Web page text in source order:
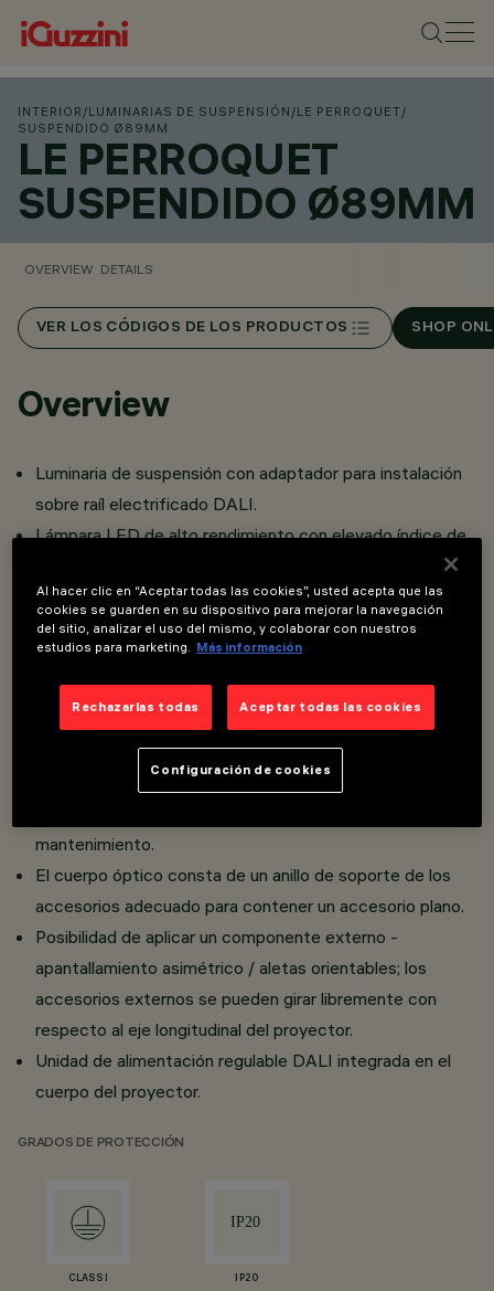
INTERIOR /LUMINARIAS DE SUSPENSIÓN /LE PERROQUET/
SUSPENDIDO Ø89MM
LE PERROQUET
SUSPENDIDO Ø89MM
OVERVIEW DETAILS
VER LOS CÓDIGOS DE LOS PRODUCTOS SHOP
Overview
Luminaria de suspensión con adaptador para instalación
sobre raíl electrificado DALI.
Lámpara LED de alto rendimiento con elevado índice de
Proyector suspendido orientable realizado en aluminio
fundido a presión y material termoplástico.
Sistema de suspensión con equilibrado mediante doble
cable de acero - L máx. 2000 mm - y sistema de
regulación. Incorpora bloques mecánicos de orientación.
La rotación y la inclinación se pueden bloquear para
garantizar la precisión de orientación de la emisión
mantenimiento.
El cuerpo óptico consta de un anillo de soporte de los
accesorios adecuado para contener un accesorio plano.
Posibilidad de aplicar un componente externo -
apantallamiento asimétrico / aletas orientables; los
accesorios externos se pueden girar libremente con
respecto al eje longitudinal del proyector.
Unidad de alimentación regulable DALI integrada en el
cuerpo del proyector.
GRADOS DE PROTECCIÓN
CLASS I IP20
Al hacer clic en “Aceptar todas las cookies”, usted acepta que las
cookies se guarden en su dispositivo para mejorar la navegación
del sitio, analizar el uso del mismo, y colaborar con nuestros
estudios para marketing. Más información
Rechazarlas todas Aceptar todas las cookies
Configuración de cookies